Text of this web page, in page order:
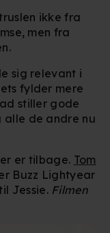
ikke fra
men fra
sig relevant i
fylder mere
stiller gode
alle de andre nu
er tilbage. Tom
Buzz Lightyear
Jessie. Filmen